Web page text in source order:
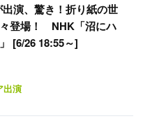
演、驚き！折り紙の世
登場！ NHK「沼にハ
[6/26 18:55～]
出演